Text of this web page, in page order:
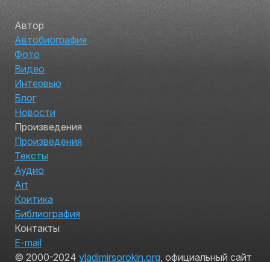
Автор
Автобиография
Фото
Видео
Интервью
Блог
Новости
Произведения
Произведения
Тексты
Аудио
Art
Критика
Библиография
Контакты
E-mail
© 2000-2024 vladimirsorokin.org, официальный сайт